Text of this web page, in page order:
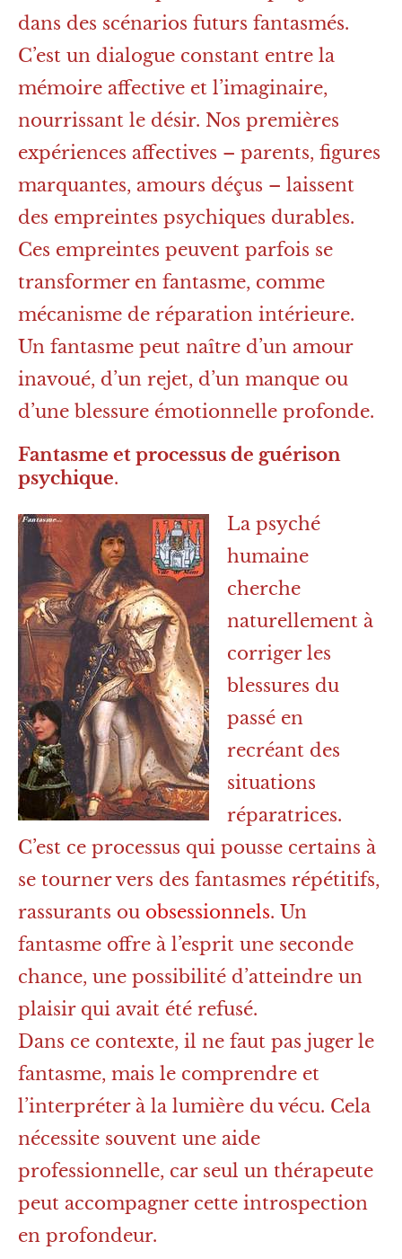
dans des scénarios futurs fantasmés.
C’est un dialogue constant entre la
mémoire affective et l’imaginaire,
nourrissant le désir. Nos premières
expériences affectives – parents, figures
marquantes, amours déçus – laissent
des empreintes psychiques durables.
Ces empreintes peuvent parfois se
transformer en fantasme, comme
mécanisme de réparation intérieure.
Un fantasme peut naître d’un amour
inavoué, d’un rejet, d’un manque ou
d’une blessure émotionnelle profonde.
Fantasme et processus de guérison
psychique.
La psyché
humaine
cherche
naturellement à
corriger les
blessures du
passé en
recréant des
situations
réparatrices.
C’est ce processus qui pousse certains à
se tourner vers des fantasmes répétitifs,
rassurants ou obsessionnels. Un
fantasme offre à l’esprit une seconde
chance, une possibilité d’atteindre un
plaisir qui avait été refusé.
Dans ce contexte, il ne faut pas juger le
fantasme, mais le comprendre et
l’interpréter à la lumière du vécu. Cela
nécessite souvent une aide
professionnelle, car seul un thérapeute
peut accompagner cette introspection
en profondeur.